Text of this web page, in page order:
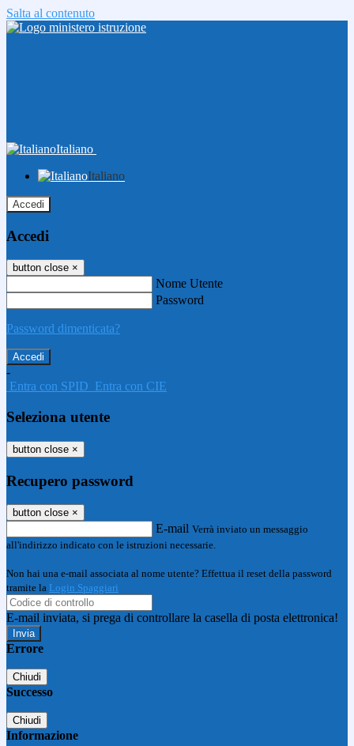
Salta al contenuto
Italiano
Italiano
Accedi
Accedi
button close ×
Nome Utente
Password
Password dimenticata?
-
Entra con SPID Entra con CIE
Seleziona utente
button close ×
Recupero password
button close ×
E-mail Verrà inviato un messaggio
all'indirizzo indicato con le istruzioni necessarie.
Non hai una e-mail associata al nome utente? Effettua il reset della password
tramite la Login Spaggiari
E-mail inviata, si prega di controllare la casella di posta elettronica!
Errore
Chiudi
Successo
Chiudi
Informazione